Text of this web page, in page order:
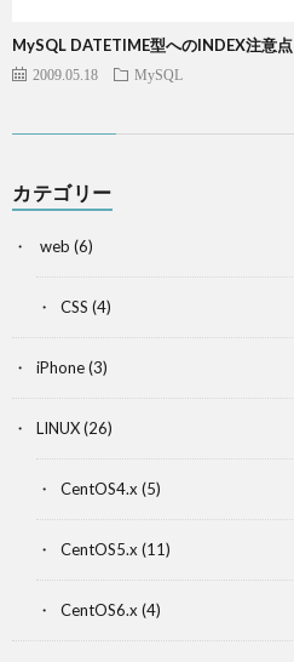
MySQL DATETIME型へのINDEX注意点
2009.05.18 MySQL
カテゴリー
web (6)
CSS (4)
iPhone(3)
LINUX(26)
CentOS4.x (5)
CentOS5.x (11)
CentOS6.x (4)